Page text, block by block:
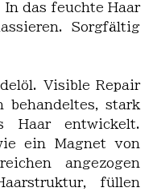
das feuchte Haar
Sorgfältig
Visible Repair
behandeltes, stark
Haar entwickelt.
ein Magnet von
angezogen
füllen